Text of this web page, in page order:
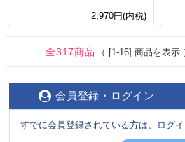
2,970円(内税)
全317商品 （ [1-16] 商品を表示
会員登録・ログイン
すでに会員登録されている方は、ログイ